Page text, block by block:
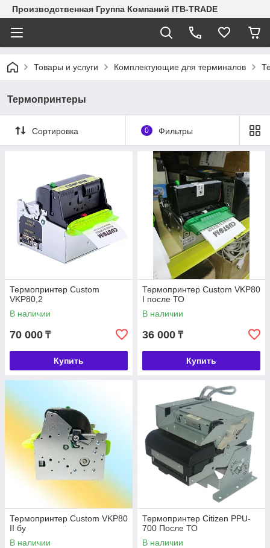
Производственная Группа Компаний ITB-TRADE
Товары и услуги Комплектующие для терминалов
Термопринтеры
Сортировка 0 Фильтры
Термопринтер Custom
VKP80,2
В наличии
70 000 ₸
Купить
Термопринтер Custom VKP80
I после ТО
В наличии
36 000 ₸
Купить
Термопринтер Custom VKP80
II бу
В наличии
Термопринтер Citizen PPU-
700 После ТО
В наличии